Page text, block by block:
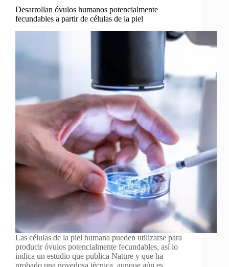
Desarrollan óvulos humanos potencialmente
fecundables a partir de células de la piel
Las células de la piel humana pueden utilizarse para
producir óvulos potencialmente fecundables, así lo
indica un estudio que publica Nature y que ha
probado una novedosa técnica, aunque aún es